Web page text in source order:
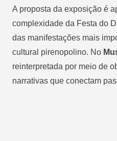
A proposta da exposição é
complexidade da Festa do
das manifestações mais
cultural pirenopolino. No
reinterpretada por meio de
narrativas que conectam